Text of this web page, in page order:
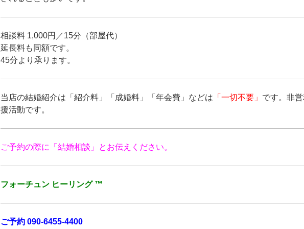
相談料 1,000円／15分（部屋代）
延長料も同額です。
45分より承ります。
当店の結婚紹介は「紹介料」「成婚料」「年会費」などは 「一切不要」 です。非
援活動です。
ご予約の際に「結婚相談」とお伝えください。
フォーチュン ヒーリング ™
ご予約 090-6455-4400